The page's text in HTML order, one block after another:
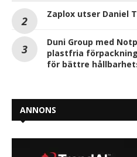
Zaplox utser Daniel
Duni Group med
plastfria
för bättre
ANNONS